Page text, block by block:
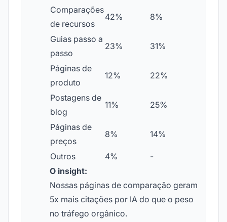
Comparações
de recursos
42% 8%
Guias passo a
passo
23% 31%
Páginas de
produto
12% 22%
Postagens de
blog
11% 25%
Páginas de
preços
8% 14%
Outros 4%
-
O insight:
Nossas páginas de comparação geram
5x mais citações por IA do que o peso
no tráfego orgânico.